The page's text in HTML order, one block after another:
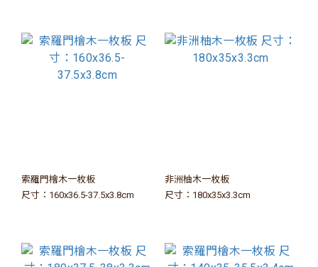
索羅門檜木一枚板
尺寸：160x36.5-37.5x3.8cm
非洲柚木一枚板
尺寸：180x35x3.3cm